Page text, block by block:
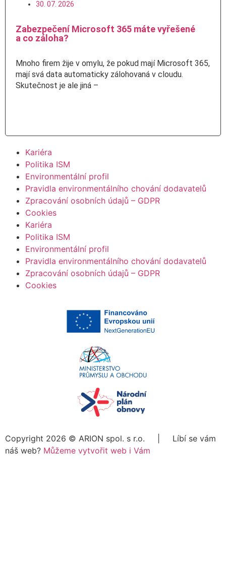
30. 07. 2026
Zabezpečení Microsoft 365 máte vyřešené
a co záloha?
Mnoho firem žije v omylu, že pokud mají Microsoft 365,
mají svá data automaticky zálohovaná v cloudu.
Skutečnost je ale jiná –
Kariéra
Politika ISM
Environmentální profil
Pravidla environmentálního chování dodavatelů
Zpracování osobních údajů – GDPR
Cookies
Kariéra
Politika ISM
Environmentální profil
Pravidla environmentálního chování dodavatelů
Zpracování osobních údajů – GDPR
Cookies
Copyright 2026 © ARION spol. s r.o. | Líbí se vám
náš web? Můžeme vytvořit web i Vám